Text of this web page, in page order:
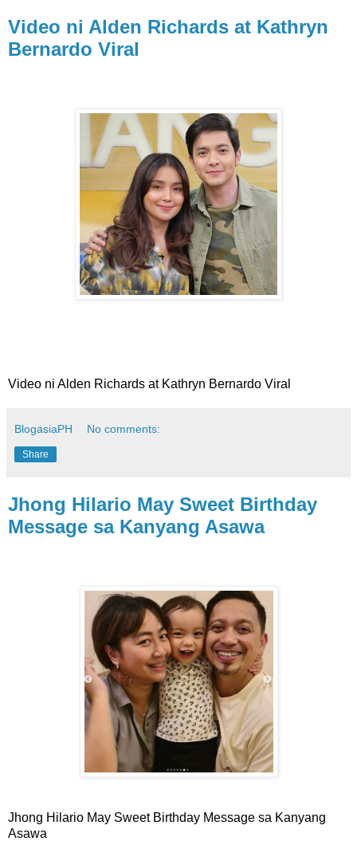
Video ni Alden Richards at Kathryn
Bernardo Viral
Video ni Alden Richards at Kathryn Bernardo Viral
BlogasiaPH No comments:
Share
Jhong Hilario May Sweet Birthday
Message sa Kanyang Asawa
Jhong Hilario May Sweet Birthday Message sa Kanyang
Asawa